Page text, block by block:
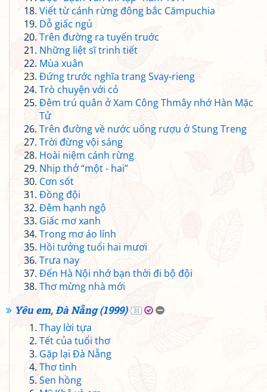
Viết từ cánh rừng đông bắc Cămpuchia
Dỗ giấc ngủ
Trên đường ra tuyến truớc
Những liệt sĩ trinh tiết
Mùa xuân
Đứng trước nghĩa trang Svay-rieng
Trò chuyện với cỏ
Đêm trú quân ở Xam Công Thmây nhớ Hàn Mặc
Tử
Trên đường về nước uống rượu ở Stung Treng
Trời đừng vội sáng
Hoài niệm cánh rừng
Nhịp thở “một - hai”
Cơn sốt
Đồng đội
Đêm hạnh ngộ
Giấc mơ xanh
Trong mơ áo lính
Hồi tưởng tuổi hai mươi
Trưa nay
Đến Hà Nội nhớ bạn thời đi bộ đội
Thơ mừng nhà mới
Yêu em, Đà Nẵng (1999) 31
Thay lời tựa
Tết của tuổi thơ
Gặp lại Đà Nẵng
Thơ tình
Sen hồng